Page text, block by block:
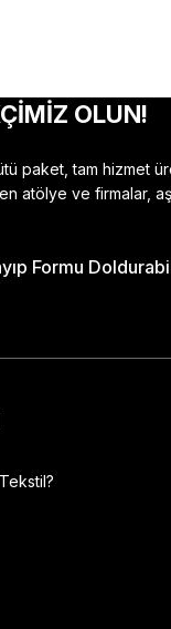
OLUN!
paket, tam hizmet
atölye ve firmalar,
Formu